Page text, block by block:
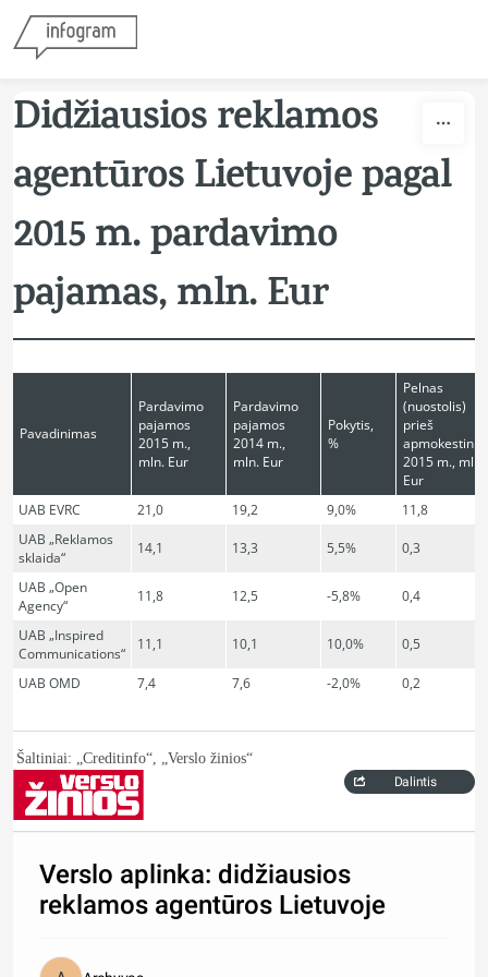
Didžiausios reklamos
agentūros Lietuvoje pagal
2015 m. pardavimo
pajamas, mln. Eur
Pavadinimas
Pardavimo
pajamos
2015 m.,
mln. Eur
Pardavimo
pajamos
2014 m.,
mln. Eur
Pokytis,
%
Pelnas
(nuostolis)
prieš
2015 m., mln.
Eur
UAB EVRC
21,0 19,2 9,0%
11,8
UAB „Reklamos
sklaida“
14,1 13,3 5,5% 0,3
UAB „Open
Agency“
11,8 12,5 -5,8% 0,4
UAB „Inspired
Communications“
11,1 10,1 10,0% 0,5
UAB OMD 7,4 7,6 -2,0% 0,2
Šaltiniai: „Creditinfo“, „Verslo žinios“
Dalintis
Verslo aplinka: didžiausios
reklamos agentūros Lietuvoje